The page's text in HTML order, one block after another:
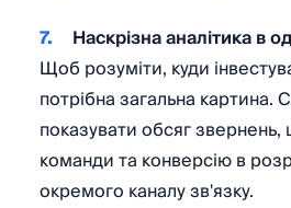
Наскрізна аналітика в
Щоб розуміти, куди
потрібна загальна картина.
показувати обсяг звернень,
команди та конверсію в
окремого каналу зв'язку.